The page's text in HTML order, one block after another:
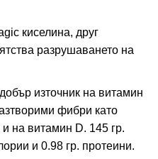
киселина, друг
разрушаването на
източник на витамин
фибри като
и на витамин D. 145 гр.
и 0.98 гр. протеини.